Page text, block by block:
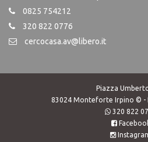
0825 754212
320 822 0776
cercocasa.av@libero.it
Piazza
83024 Monteforte Irpino © -
320 822